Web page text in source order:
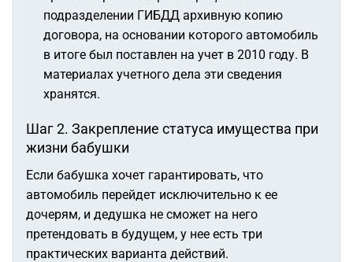
подразделении ГИБДД архивную копию
договора, на основании которого автомобиль
в итоге был поставлен на учет в 2010 году. В
материалах учетного дела эти сведения
хранятся.
Шаг 2. Закрепление статуса имущества при
жизни бабушки
Если бабушка хочет гарантировать, что
автомобиль перейдет исключительно к ее
дочерям, и дедушка не сможет на него
претендовать в будущем, у нее есть три
практических варианта действий.